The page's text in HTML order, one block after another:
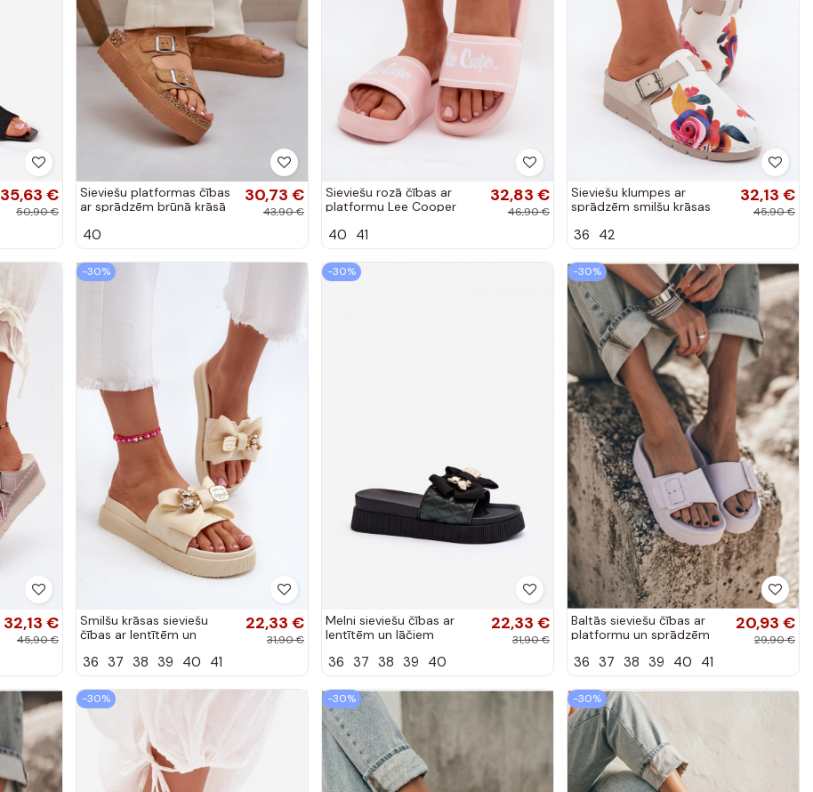
35,63 €
50,90 €
Sieviešu platformas čības
ar sprādzēm brūnā krāsā
30,73 €
43,90 €
40
Sieviešu rozā čības ar
platformu Lee Cooper
32,83 €
46,90 €
40 41
Sieviešu klumpes ar
sprādzēm smilšu krāsas
32,13 €
45,90 €
36 42
32,13 €
45,90 €
-30%
Smilšu krāsas sieviešu
čības ar lentītēm un
22,33 €
31,90 €
36 37 38 39 40 41
-30%
Melni sieviešu čības ar
lentītēm un lāčiem
22,33 €
31,90 €
36 37 38 39 40
-30%
Baltās sieviešu čības ar
platformu un sprādzēm
20,93 €
29,90 €
36 37 38 39 40 41
-30% -30% -30%